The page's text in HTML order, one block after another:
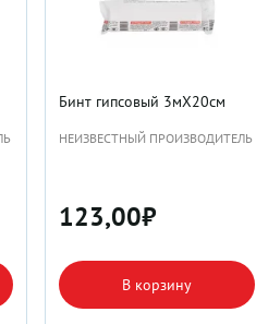
Бинт гипсовый 3мX20см
НЕИЗВЕСТНЫЙ ПРОИЗВОДИТЕЛЬ
123,00₽
В корзину